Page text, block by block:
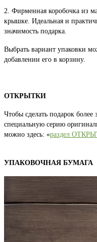
2. Фирменная коробочка из
крышке. Идеальная и
значимость подарка.
Выбрать вариант упаковки
добавлении его в корзину.
ОТКРЫТКИ
Чтобы сделать подарок
специальную серию
можно здесь: «раздел
УПАКОВОЧНАЯ БУМАГА